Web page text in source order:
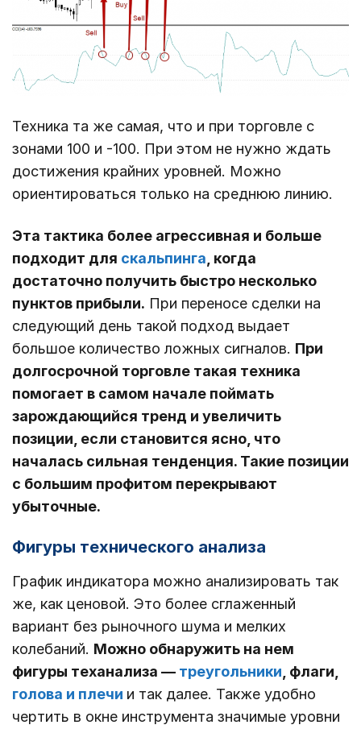
Техника та же самая, что и при торговле с
зонами 100 и -100. При этом не нужно ждать
достижения крайних уровней. Можно
ориентироваться только на среднюю линию.
Эта тактика более агрессивная и больше
подходит для скальпинга , когда
достаточно получить быстро несколько
пунктов прибыли. При переносе сделки на
следующий день такой подход выдает
большое количество ложных сигналов. При
долгосрочной торговле такая техника
помогает в самом начале поймать
зарождающийся тренд и увеличить
позиции, если становится ясно, что
началась сильная тенденция. Такие позиции
с большим профитом перекрывают
убыточные.
Фигуры технического анализа
График индикатора можно анализировать так
же, как ценовой. Это более сглаженный
вариант без рыночного шума и мелких
колебаний. Можно обнаружить на нем
фигуры теханализа ― треугольники , флаги,
голова и плечи и так далее. Также удобно
чертить в окне инструмента значимые уровни